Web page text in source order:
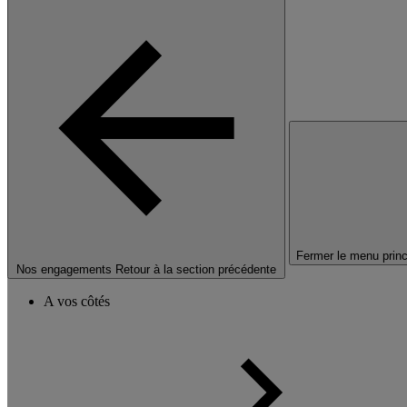
Nos engagements Retour à la section précédente
Fermer le menu
A vos côtés